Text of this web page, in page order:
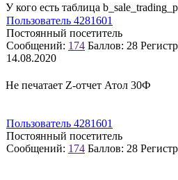
У кого есть таблица
Пользователь 4281601
Постоянный посетитель
Сообщений: 174 Баллов: 28
14.08.2020
Не печатает Z-отчет Атол 30Ф
Пользователь 4281601
Постоянный посетитель
Сообщений: 174 Баллов: 28